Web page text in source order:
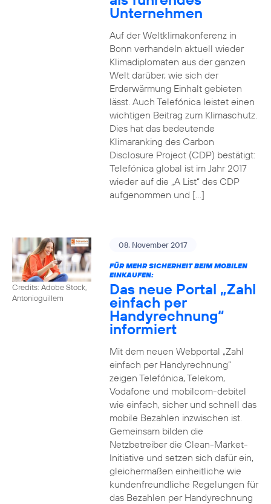
Unternehmen
Auf der Weltklimakonferenz in
Bonn verhandeln aktuell wieder
Klimadiplomaten aus der ganzen
Welt darüber, wie sich der
Erderwärmung Einhalt gebieten
lässt. Auch Telefónica leistet einen
wichtigen Beitrag zum Klimaschutz.
Dies hat das bedeutende
Klimaranking des Carbon
Disclosure Project (CDP) bestätigt:
Telefónica global ist im Jahr 2017
wieder auf die „A List“ des CDP
aufgenommen und […]
Credits: Adobe Stock,
Antonioguillem
08. November 2017
FÜR MEHR SICHERHEIT BEIM MOBILEN
EINKAUFEN:
Das neue Portal „Zahl
einfach per
Handyrechnung“
informiert
Mit dem neuen Webportal „Zahl
einfach per Handyrechnung“
zeigen Telefónica, Telekom,
Vodafone und mobilcom-debitel
wie einfach, sicher und schnell das
mobile Bezahlen inzwischen ist.
Gemeinsam bilden die
Netzbetreiber die Clean-Market-
Initiative und setzen sich dafür ein,
gleichermaßen einheitliche wie
kundenfreundliche Regelungen für
das Bezahlen per Handyrechnung